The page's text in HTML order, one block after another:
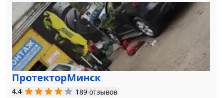
ПротекторМинск
4.4
189 отзывов